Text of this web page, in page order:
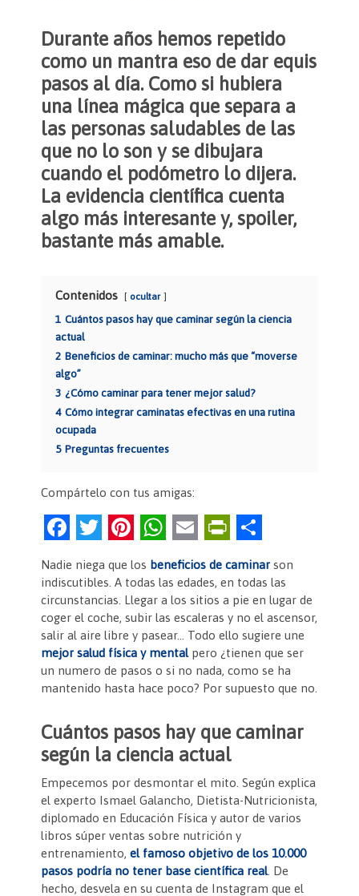
Durante años hemos repetido
como un mantra eso de dar equis
pasos al día. Como si hubiera
una línea mágica que separa a
las personas saludables de las
que no lo son y se dibujara
cuando el podómetro lo dijera.
La evidencia científica cuenta
algo más interesante y, spoiler,
bastante más amable.
Contenidos ocultar
1 Cuántos pasos hay que caminar según la ciencia
actual
2 Beneficios de caminar: mucho más que “moverse
algo”
3 ¿Cómo caminar para tener mejor salud?
4 Cómo integrar caminatas efectivas en una rutina
ocupada
5 Preguntas frecuentes
Compártelo con tus amigas:
F
a
c
e
b
o
o
T
itt
er
Pi
nt
er
es
t
W
h
at
s
A
p
p
E
m
ai
l
Pr
in
tF
ri
e
n
dl
m
p
ar
tir
Nadie niega que los beneficios de caminarson
indiscutibles. A todas las edades, en todas las
circunstancias. Llegar a los sitios a pie en lugar de
coger el coche, subir las escaleras y no el ascensor,
salir al aire libre y pasear… Todo ello sugiere une
mejor salud física y mentalpero ¿tienen que ser
un numero de pasos o si no nada, como se ha
mantenido hasta hace poco? Por supuesto que no.
Cuántos pasos hay que caminar
según la ciencia actual
Empecemos por desmontar el mito. Según explica
el experto Ismael Galancho, Dietista-Nutricionista,
diplomado en Educación Física y autor de varios
libros súper ventas sobre nutrición y
entrenamiento, el famoso objetivo de los 10.000
pasos podría no tener base científica real. De
hecho, desvela en su cuenta de Instagram que el